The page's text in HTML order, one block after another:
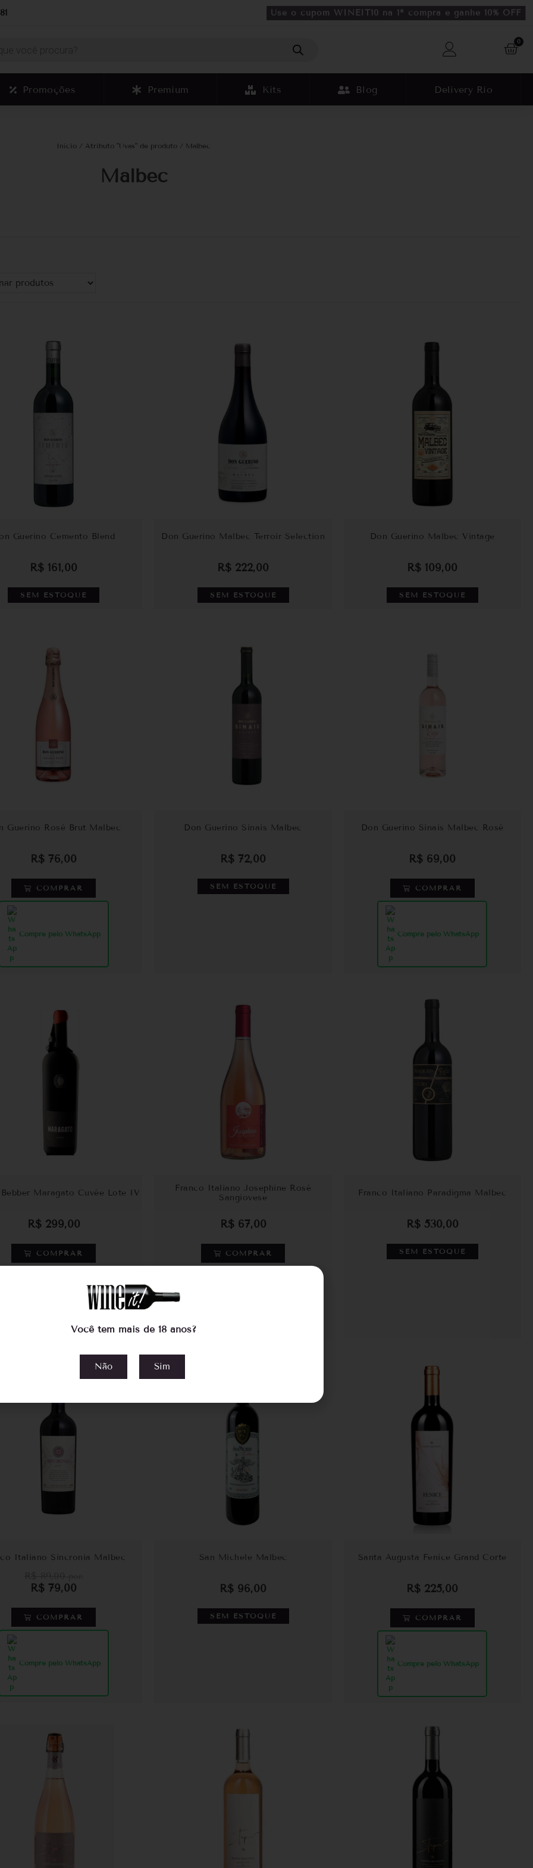
Use o cupom WINEIT10 na 1ª compra e ganhe 10% OFF
0
Promoções Premium Kits Blog Delivery Rio
Início/ Atributo "Uvas" de produto / Malbec
Malbec
Guerino Cemento Blend
R$ 161,00
SEM ESTOQUE
Don Guerino Malbec Terroir Selection
R$ 222,00
SEM ESTOQUE
Don Guerino Malbec Vintage
R$ 109,00
SEM ESTOQUE
Guerino Rosé Brut Malbec
R$ 76,00
COMPRAR
Compre pelo WhatsApp
Don Guerino Sinais Malbec
R$ 72,00
SEM ESTOQUE
Don Guerino Sinais Malbec Rosé
R$ 69,00
COMPRAR
Compre pelo WhatsApp
Maragato Cuvée Lote IV
R$299,00
COMPRAR
Compre pelo WhatsApp
Franco Italiano Josephine Rosé
Sangiovese
R$67,00
COMPRAR
Franco Italiano Paradigma Malbec
R$530,00
SEM ESTOQUE
Italiano Sincronia Malbec
R$ 79,00
COMPRAR
Compre pelo WhatsApp
San Michele Malbec
R$ 96,00
SEM ESTOQUE
Santa Augusta Fenice Grand Corte
R$ 225,00
COMPRAR
Compre pelo WhatsApp
Você tem mais de 18 anos?
Não Sim